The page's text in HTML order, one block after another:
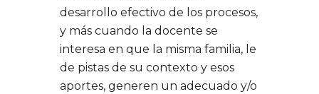
desarrollo efectivo de los procesos,
y más cuando la docente se
interesa en que la misma familia, le
de pistas de su contexto y esos
aportes, generen un adecuado y/o